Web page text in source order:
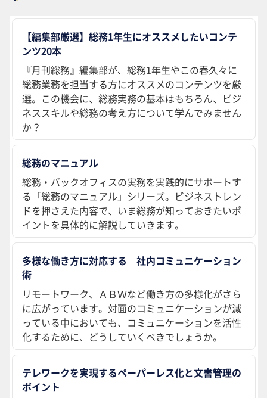
【編集部厳選】総務1年生にオススメしたいコンテ
ンツ20本
『月刊総務』編集部が、総務1年生やこの春久々に
総務業務を担当する方にオススメのコンテンツを厳
選。この機会に、総務実務の基本はもちろん、ビジ
ネススキルや総務の考え方について学んでみません
か？
総務のマニュアル
総務・バックオフィスの実務を実践的にサポートす
る「総務のマニュアル」シリーズ。ビジネストレン
ドを押さえた内容で、いま総務が知っておきたいポ
イントを具体的に解説していきます。
多様な働き方に対応する 社内コミュニケーション
術
リモートワーク、ＡＢＷなど働き方の多様化がさら
に広がっています。対面のコミュニケーションが減
っている中においても、コミュニケーションを活性
化するために、どうしていくべきでしょうか。
テレワークを実現するペーパーレス化と文書管理の
ポイント